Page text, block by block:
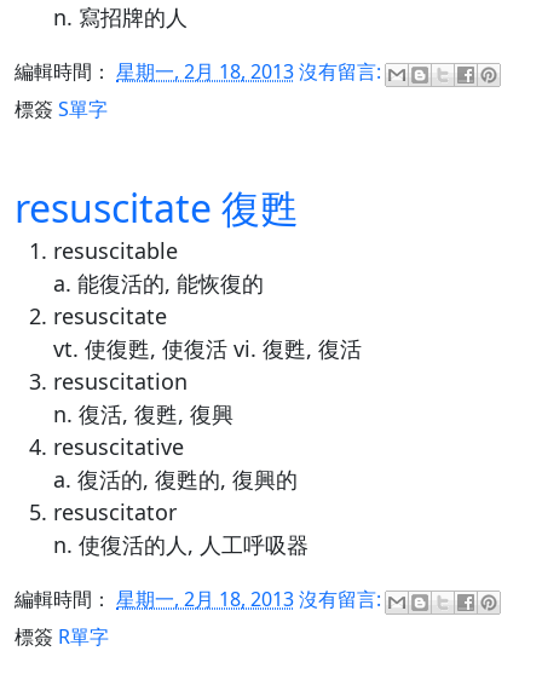
n. 寫招牌的人
編輯時間： 星期一, 2月 18, 2013沒有留言:
標簽 S單字
resuscitate 復甦
resuscitable
a. 能復活的, 能恢復的
resuscitate
vt. 使復甦, 使復活 vi. 復甦, 復活
resuscitation
n. 復活, 復甦, 復興
resuscitative
a. 復活的, 復甦的, 復興的
resuscitator
n. 使復活的人, 人工呼吸器
編輯時間： 星期一, 2月 18, 2013沒有留言:
標簽 R單字